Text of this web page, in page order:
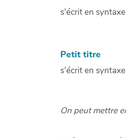
s'écrit en
Petit titre
s'écrit en
On peut mettre